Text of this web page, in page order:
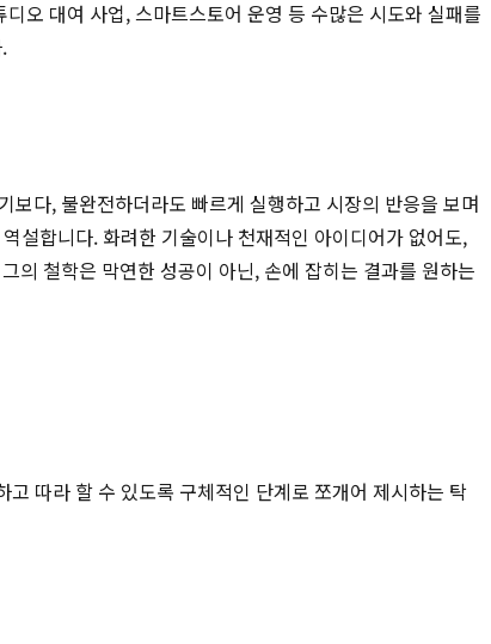
오 대여 사업, 스마트스토어 운영 등 수많은 시도와 실패를
다, 불완전하더라도 빠르게 실행하고 시장의 반응을 보며
설합니다. 화려한 기술이나 천재적인 아이디어가 없어도,
의 철학은 막연한 성공이 아닌, 손에 잡히는 결과를 원하는
따라 할 수 있도록 구체적인 단계로 쪼개어 제시하는 탁